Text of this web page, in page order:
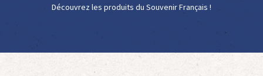
Découvrez les produits du Souvenir Français !